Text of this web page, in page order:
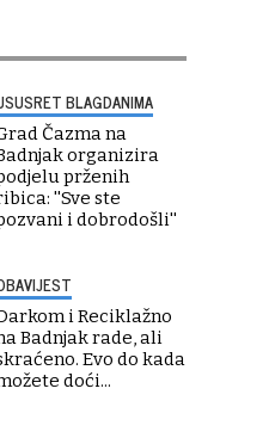
BLAGDANIMA
Čazma na
organizira
prženih
''Sve ste
i dobrodošli''
i Reciklažno
Badnjak rade, ali
Evo do kada
doći...